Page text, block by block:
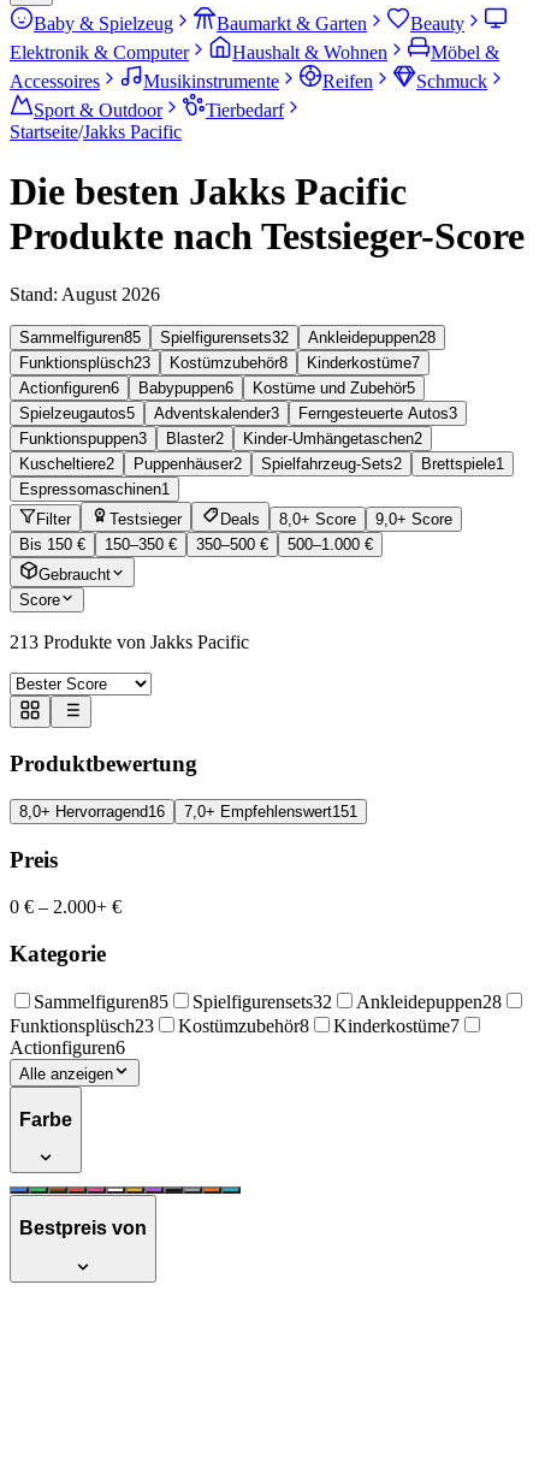
Baby & Spielzeug Baumarkt & Garten
Beauty
Elektronik & Computer
Haushalt & Wohnen
Möbel &
Accessoires
Musikinstrumente Reifen
Schmuck
Sport & Outdoor
Tierbedarf
Startseite/Jakks Pacific
Die besten Jakks Pacific
Produkte nach Testsieger-Score
Stand: August 2026
Sammelfiguren85 Spielfigurensets32 Ankleidepuppen28
Funktionsplüsch23 Kostümzubehör8 Kinderkostüme7
Actionfiguren6 Babypuppen6 Kostüme und Zubehör5
Spielzeugautos5 Adventskalender3 Ferngesteuerte Autos3
Funktionspuppen3 Blaster2 Kinder-Umhängetaschen2
Kuscheltiere2 Puppenhäuser2 Spielfahrzeug-Sets2 Brettspiele1
Espressomaschinen1
Filter
Testsieger Deals 8,0+ Score
9,0+ Score
Bis 150 €
150–350 € 350–500 €
500–1.000 €
Gebraucht
Score
213 Produkte von Jakks Pacific
Produktbewertung
8,0+ Hervorragend16 7,0+ Empfehlenswert151
Preis
0 € – 2.000+ €
Kategorie
Sammelfiguren85 Spielfigurensets32 Ankleidepuppen28
Funktionsplüsch23 Kostümzubehör8 Kinderkostüme7
Actionfiguren6
Alle anzeigen
Farbe
Bestpreis von